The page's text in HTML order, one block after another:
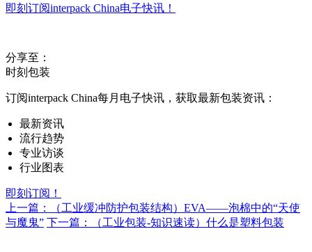
即刻订阅interpack China电子快讯！
分享至：
时刻包装
订阅interpack China每月电子快讯，获取最新包装资讯：
最新资讯
流行趋势
专业访谈
行业图表
即刻订阅！
上一篇：（工业缓冲防护包装结构）EVA——泡棉中的“天使
与魔鬼” 下一篇：（工业包装-知识速读）什么是塑料包装